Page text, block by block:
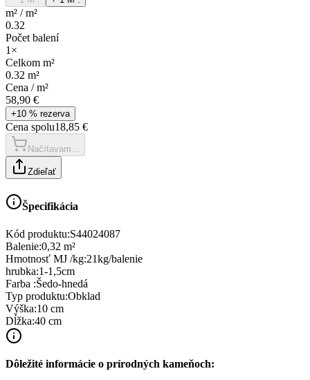
m² /m²
0.32
Počet balení
1 ×
Celkom m²
0.32 m²
Cena /m²
58,90 €
+10 % rezerva
Cena spolu18,85 €
Načítavam...
Zdieľať
Špecifikácia
Kód produktu:S44024087
Balenie:0,32 m²
Hmotnosť MJ /kg:21kg/balenie
hrubka:1-1,5cm
Farba :Šedo-hnedá
Typ produktu:Obklad
Výška:10 cm
Dĺžka:40 cm
Dôležité informácie o prírodných kameňoch: